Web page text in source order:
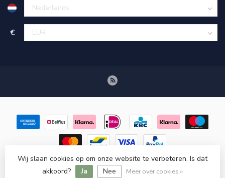
€
© Copyright 2026 Retroscooteronderdelen.nl- Powered by
Lightspeed
Lightspeed designbyDyvelopment
Wij slaan cookies op om onze website te verbeteren. Is dat
akkoord?
Ja Nee Meer over cookies »